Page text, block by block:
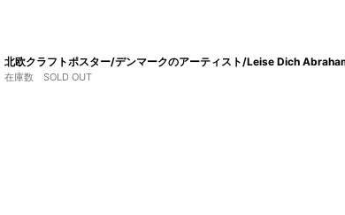
北欧クラフトポスター/デンマークのアーティスト/Leise Dich
在庫数 SOLD OUT